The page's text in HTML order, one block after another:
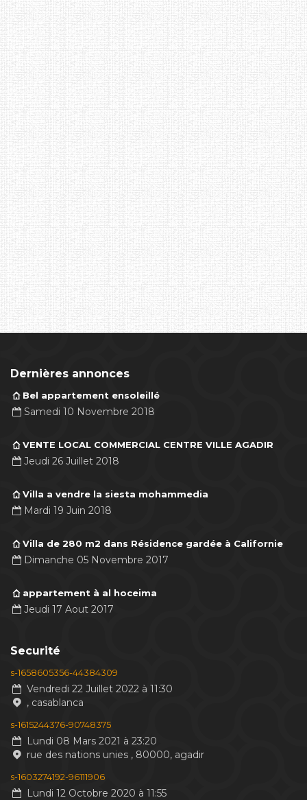
Dernières annonces
Bel appartement ensoleillé
Samedi 10 Novembre 2018
VENTE LOCAL COMMERCIAL CENTRE VILLE AGADIR
Jeudi 26 Juillet 2018
Villa a vendre la siesta mohammedia
Mardi 19 Juin 2018
Villa de 280 m2 dans Résidence gardée à Californie
Dimanche 05 Novembre 2017
appartement à al hoceima
Jeudi 17 Aout 2017
Securité
s-1658605356-44384309
Vendredi 22 Juillet 2022 à 11:30
, casablanca
s-1615244376-90748375
Lundi 08 Mars 2021 à 23:20
rue des nations unies , 80000, agadir
s-1603274192-96111906
Lundi 12 Octobre 2020 à 11:55